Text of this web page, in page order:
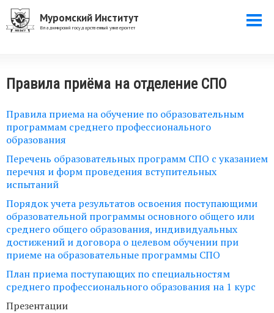
Перейти
Муромский Институт
Владимирский государственный университет
Правила приёма на отделение СПО
Правила приема на обучение по образовательным
программам среднего профессионального
образования
Перечень образовательных программ СПО с указанием
перечня и форм проведения вступительных
испытаний
Порядок учета результатов освоения поступающими
образовательной программы основного общего или
среднего общего образования, индивидуальных
достижений и договора о целевом обучении при
приеме на образовательные программы СПО
План приема поступающих по специальностям
среднего профессионального образования на 1 курс
Презентации